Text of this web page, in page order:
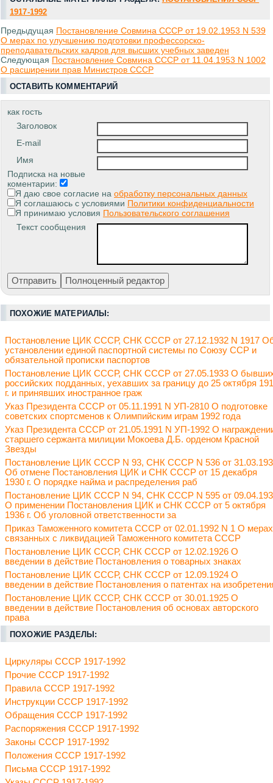
1917-1992
Предыдущая Постановление Совмина СССР от 19.02.1953 N 539
О мерах по улучшению подготовки профессорско-
преподавательских кадров для высших учебных заведен
Следующая Постановление Совмина СССР от 11.04.1953 N 1002
О расширении прав Министров СССР
ОСТАВИТЬ КОММЕНТАРИЙ
как гость
Заголовок
E-mail
Имя
Подписка на новые
коментарии:
Я даю свое согласие на обработку персональных данных
Я соглашаюсь с условиями Политики конфиденциальности
Я принимаю условия Пользовательского соглашения
Текст сообщения
ПОХОЖИЕ МАТЕРИАЛЫ:
Постановление ЦИК СССР, СНК СССР от 27.12.1932 N 1917
установлении единой паспортной системы по Союзу ССР и
обязательной прописки паспортов
Постановление ЦИК СССР, СНК СССР от 27.05.1933 О
российских подданных, уехавших за границу до 25 октября
г. и принявших иностранное граж
Указ Президента СССР от 05.11.1991 N УП-2810 О подготовке
советских спортсменов к Олимпийским играм 1992 года
Указ Президента СССР от 21.05.1991 N УП-1992 О
старшего сержанта милиции Мокоева Д.Б. орденом Красной
Звезды
Постановление ЦИК СССР N 93, СНК СССР N 536 от
Об отмене Постановления ЦИК и СНК СССР от 15 декабря
1930 г. О порядке найма и распределения раб
Постановление ЦИК СССР N 94, СНК СССР N 595 от
О применении Постановления ЦИК и СНК СССР от 5 октября
1936 г. Об уголовной ответственности за
Приказ Таможенного комитета СССР от 02.01.1992 N 1 О
связанных с ликвидацией Таможенного комитета СССР
Постановление ЦИК СССР, СНК СССР от 12.02.1926 О
введении в действие Постановления о товарных знаках
Постановление ЦИК СССР, СНК СССР от 12.09.1924 О
введении в действие Постановления о патентах на
Постановление ЦИК СССР, СНК СССР от 30.01.1925 О
введении в действие Постановления об основах авторского
права
ПОХОЖИЕ РАЗДЕЛЫ:
Циркуляры СССР 1917-1992
Прочие СССР 1917-1992
Правила СССР 1917-1992
Инструкции СССР 1917-1992
Обращения СССР 1917-1992
Распоряжения СССР 1917-1992
Законы СССР 1917-1992
Положения СССР 1917-1992
Письма СССР 1917-1992